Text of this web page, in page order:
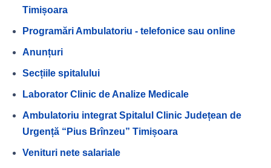
Timișoara
Programări Ambulatoriu - telefonice sau online
Anunțuri
Secțiile spitalului
Laborator Clinic de Analize Medicale
Ambulatoriu integrat Spitalul Clinic Județean de
Urgență “Pius Brînzeu” Timișoara
Venituri nete salariale